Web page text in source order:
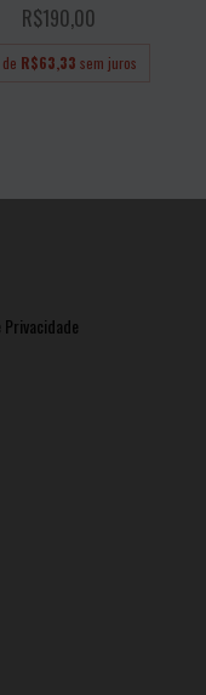
R$190,00
R$63,33 sem juros